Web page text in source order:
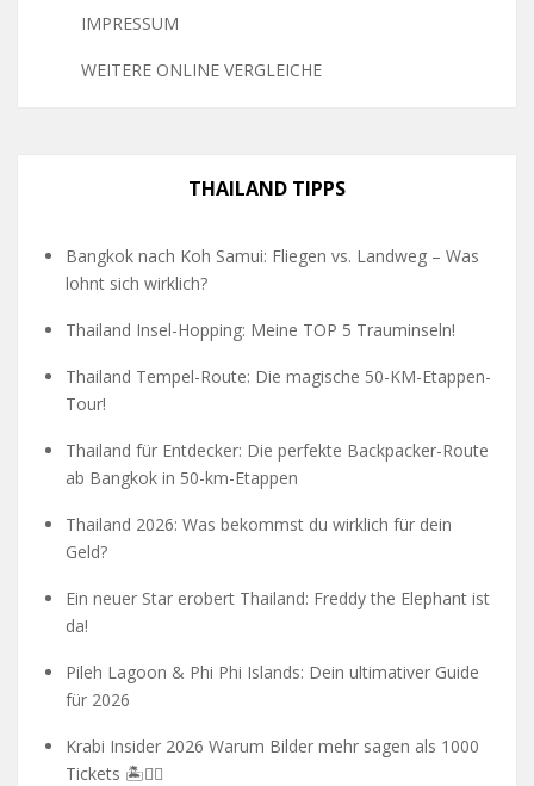
IMPRESSUM
WEITERE ONLINE VERGLEICHE
THAILAND TIPPS
Bangkok nach Koh Samui: Fliegen vs. Landweg – Was
lohnt sich wirklich?
Thailand Insel-Hopping: Meine TOP 5 Trauminseln!
Thailand Tempel-Route: Die magische 50-KM-Etappen-
Tour!
Thailand für Entdecker: Die perfekte Backpacker-Route
ab Bangkok in 50-km-Etappen
Thailand 2026: Was bekommst du wirklich für dein
Geld?
Ein neuer Star erobert Thailand: Freddy the Elephant ist
da!
Pileh Lagoon & Phi Phi Islands: Dein ultimativer Guide
für 2026
Krabi Insider 2026 Warum Bilder mehr sagen als 1000
Tickets 🏝️🧗‍♂️